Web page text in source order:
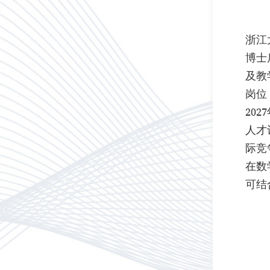
浙江
博士
及教
岗
人
际
在数
可结